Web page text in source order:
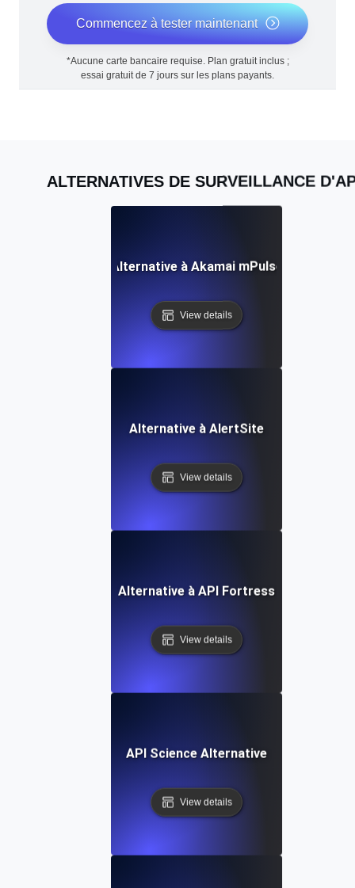
Commencez à tester maintenant
*Aucune carte bancaire requise. Plan gratuit inclus ;
essai gratuit de 7 jours sur les plans payants.
ALTERNATIVES DE SURVEILLANCE
Alternative à Akamai mPulse
View details
Alternative à AlertSite
View details
Alternative à API Fortress
View details
API Science Alternative
View details